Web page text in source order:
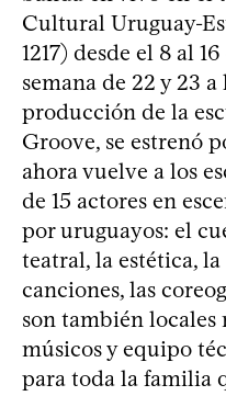
Cultural Uruguay-
1217) desde el 8 al
semana de 22 y 23 a
producción de la
Groove, se estrenó
ahora vuelve a los
de 15 actores en
por uruguayos: el
teatral, la estética,
canciones, las
son también locales
músicos y equipo
para toda la familia